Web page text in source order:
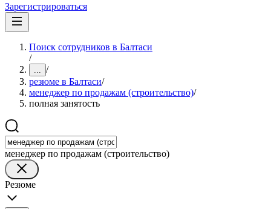
Зарегистрироваться
Поиск сотрудников в Балтаси
/
... /
резюме в Балтаси/
менеджер по продажам (строительство)/
полная занятость
менеджер по продажам (строительство)
Резюме